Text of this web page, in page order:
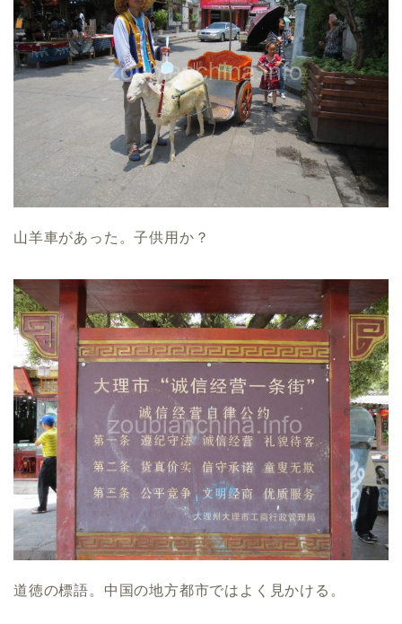
山羊車があった。子供用か？
道徳の標語。中国の地方都市ではよく見かける。